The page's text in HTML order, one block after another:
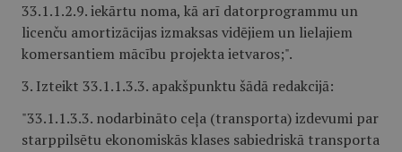
33.1.1.2.9. iekārtu noma, kā arī datorprogrammu un
licenču amortizācijas izmaksas vidējiem un lielajiem
komersantiem mācību projekta ietvaros;".
3. Izteikt 33.1.1.3.3. apakšpunktu šādā redakcijā:
"33.1.1.3.3. nodarbināto ceļa (transporta) izdevumi par
starppilsētu ekonomiskās klases sabiedriskā transporta